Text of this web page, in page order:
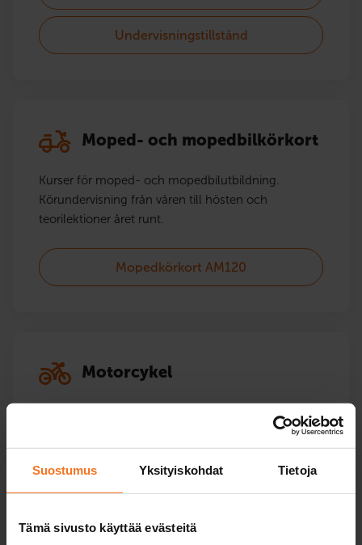
Suostumus Yksityiskohdat Tietoja
Tämä sivusto käyttää evästeitä
Undervisningstillstånd
Moped- och mopedbilkörkort
Kurser för moped- och mopedbilutbildning.
Körundervisning från våren till hösten och
teorilektioner året runt.
Mopedkörkort AM120
Motorcykel
Kurser för alla motorcykelkategorier – också
Lätt Motorcykelkörkort A1
Motorcykelkörkort A2